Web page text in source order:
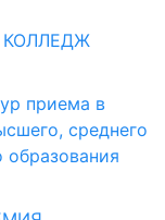
приема в
среднего
образования